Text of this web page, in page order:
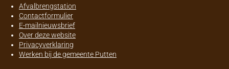
Afvalbrengstation
Contactformulier
E-mailnieuwsbrief
Over deze website
Privacyverklaring
Werken bij de gemeente Putten